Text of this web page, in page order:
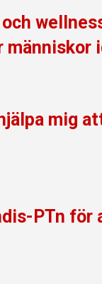
människor
mig
PTn för